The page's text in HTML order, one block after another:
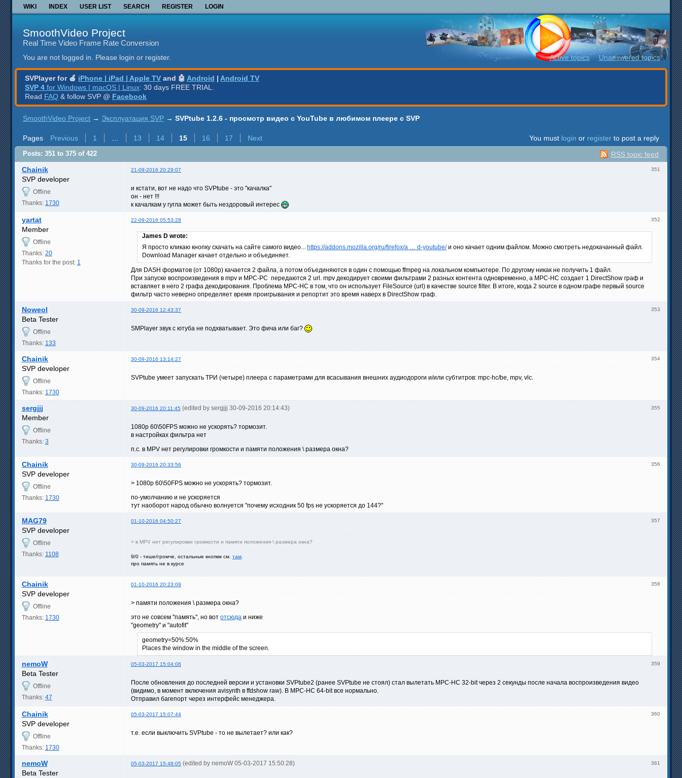
WIKI INDEX USER LIST SEARCH REGISTER LOGIN
SmoothVideo Project
Real Time Video Frame Rate Conversion
You are not logged in. Please login or register. Active topics Unanswered topics
SVPlayer for 🍎 iPhone | iPad | Apple TV and 🤖 Android | Android TV
SVP 4 for Windows | macOS | Linux: 30 days FREE TRIAL.
Read FAQ & follow SVP @ Facebook
SmoothVideo Project → Эксплуатация SVP → SVPtube 1.2.6 - просмотр видео с YouTube в любимом плеере с SVP
Pages Previous 1 13 14 15 16 17 Next You must login or register to post a reply
RSS topic feed
Posts: 351 to 375 of 422
351
Chainik 21-09-2016 20:29:07
SVP developer
Offline
Thanks: 1730
и кстати, вот не надо что SVPtube - это "качалка"
он - нет !!!
к качалкам у гугла может быть нездоровый интерес
352
yartat 22-09-2016 05:53:28
Member
Offline
Thanks: 20
Thanks for the post: 1
James D wrote:
Я просто кликаю кнопку скачать на сайте самого видео... https://addons.mozilla.org/ru/firefox/a … d-youtube/и оно качает одним файлом. Можно смотреть недокачанный файл.
Download Manager качает отдельно и объединяет.
Для DASH форматов (от 1080p) качается 2 файла, а потом объединяются в один с помощью ffmpeg на локальном компьютере. По другому никак не получить 1 файл.
При запуске воспроизведения в mpv и MPC-РС передаются 2 url. mpv декодирует своими фильтрами 2 разных контента одновременно, а MPC-HC создает 1 DirectShow граф и
вставляет в него 2 графа декодирования. Проблема MPC-HC в том, что он использует FileSource (url) в качестве source filter. В итоге, когда 2 source в одном графе первый source
фильтр часто неверно определяет время проигрывания и репортит это время наверх в DirectShow граф.
353
Noweol 30-09-2016 12:43:37
Beta Tester
Offline
Thanks: 133
SMPlayer звук с ютуба не подхватывает. Это фича или баг?
354
Chainik 30-09-2016 13:14:27
SVP developer
Offline
Thanks: 1730
SVPtube умеет запускать ТРИ (четыре) плеера с параметрами для всасывания внешних аудиодороги и/или субтитров: mpc-hc/be, mpv, vlc.
355
sergjjj 30-09-2016 20:11:45 (edited by sergjjj 30-09-2016 20:14:43)
Member
Offline
Thanks: 3
1080p 60\50FPS можно не ускорять? тормозит.
в настройках фильтра нет
п.с. в MPV нет регулировки громкости и памяти положения \ размера окна?
356
Chainik 30-09-2016 20:33:56
SVP developer
Offline
Thanks: 1730
> 1080p 60\50FPS можно не ускорять? тормозит.
по-умолчанию и не ускоряется
тут наоборот народ обычно волнуется "почему исходник 50 fps не ускоряется до 144?"
357
MAG79 01-10-2016 04:50:27
SVP developer
Offline
Thanks: 1108
> в MPV нет регулировки громкости и памяти положения \ размера окна?
9/0 - тише/громче, остальные кнопкм см. там
про память не в курсе
358
Chainik 01-10-2016 20:23:09
SVP developer
Offline
Thanks: 1730
> памяти положения \ размера окна?
это не совсем "память", но вот отсюда и ниже
"geometry" и "autofit"
geometry=50%:50%
Places the window in the middle of the screen.
359
nemoW 05-03-2017 15:04:06
Beta Tester
Offline
Thanks: 47
После обновления до последней версии и установки SVPtube2 (ранее SVPtube не стоял) стал вылетать MPC-HC 32-bit через 2 секунды после начала воспроизведения видео
(видимо, в момент включения avisynth в ffdshow raw). В MPC-HC 64-bit все нормально.
Отправил багепорт через интерфейс менеджера.
360
Chainik 05-03-2017 15:07:44
SVP developer
Offline
Thanks: 1730
т.е. если выключить SVPtube - то не вылетает? или как?
361
nemoW 05-03-2017 15:48:05 (edited by nemoW 05-03-2017 15:50:28)
Beta Tester